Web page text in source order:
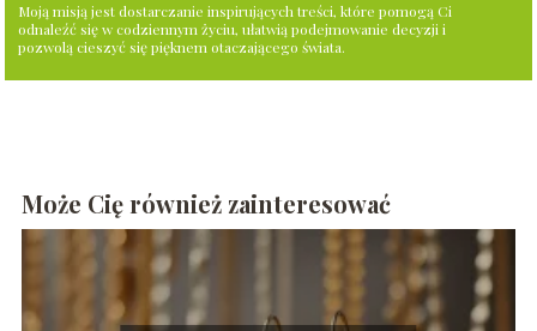
Moją misją jest dostarczanie inspirujących treści, które pomogą Ci
odnaleźć się w codziennym życiu, ułatwią podejmowanie decyzji i
pozwolą cieszyć się pięknem otaczającego świata.
Może Cię również zainteresować